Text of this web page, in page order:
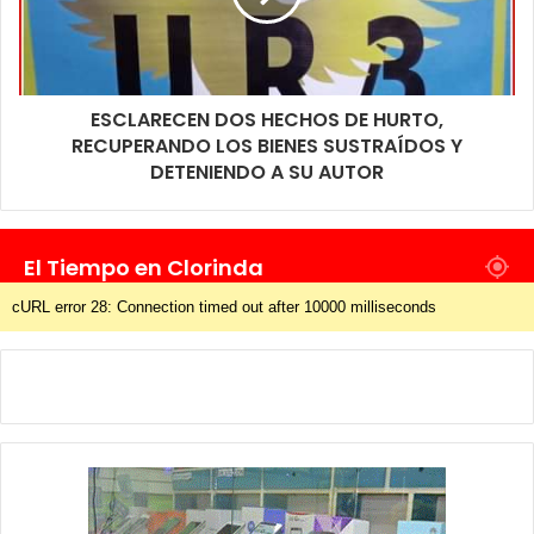
sigan teniendo crías que luego puedan ser abandonadas.
ESCLARECEN DOS HECHOS DE HURTO,
RECUPERANDO LOS BIENES SUSTRAÍDOS Y
DETENIENDO A SU AUTOR
El Tiempo en Clorinda
cURL error 28: Connection timed out after 10000 milliseconds